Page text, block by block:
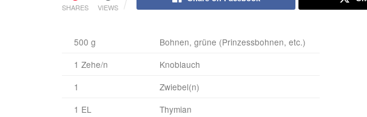
SHARES VIEWS
500 g
Bohnen, grüne (Prinzessbohnen, etc.)
1 Zehe/n
Knoblauch
1
Zwiebel(n)
1 EL
Thymian